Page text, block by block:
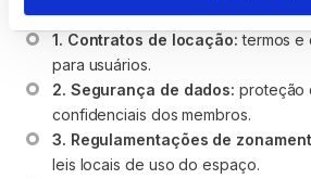
1. Contratos de locação: termos e
para usuários.
2. Segurança de dados: proteção
confidenciais dos membros.
3. Regulamentações de
leis locais de uso do espaço.